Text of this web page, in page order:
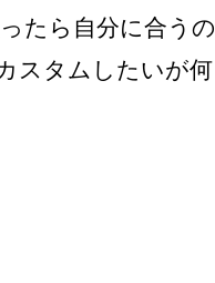
たら自分に合うの
スタムしたいが何